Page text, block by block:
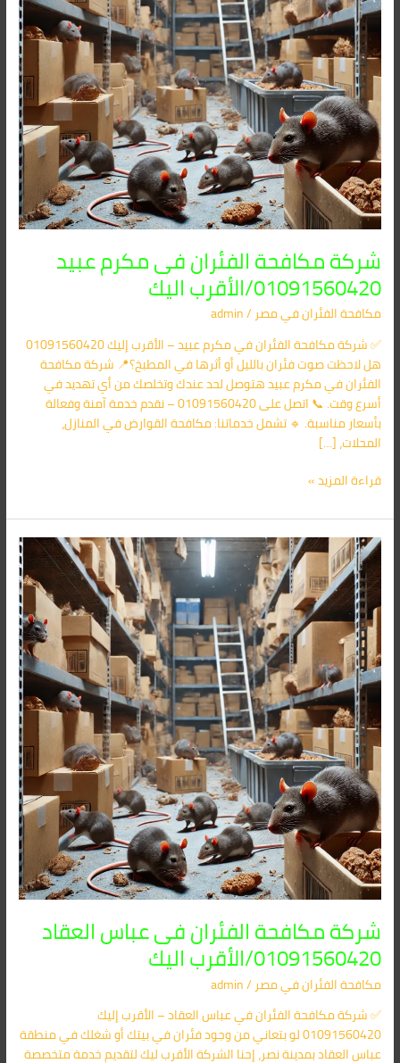
شركة مكافحة الفئران فى مكرم عبيد
01091560420/الأقرب اليك
مكافحة الفئران​ في مصر/
admin
✅ شركة مكافحة الفئران في مكرم عبيد – الأقرب إليك 01091560420
هل لاحظت صوت فئران بالليل أو أثرها في المطبخ؟📍 شركة مكافحة
الفئران في مكرم عبيد هتوصل لحد عندك وتخلصك من أي تهديد في
أسرع وقت. 📞 اتصل على 01091560420 – نقدم خدمة آمنة وفعالة
بأسعار مناسبة. 🔹 تشمل خدماتنا: مكافحة القوارض في المنازل،
المحلات، […]
الأقرب
اليك
قراءة المزيد »
شركة مكافحة الفئران فى عباس العقاد
01091560420/الأقرب اليك
مكافحة الفئران​ في مصر/
admin
✅ شركة مكافحة الفئران في عباس العقاد – الأقرب إليك
01091560420 لو بتعاني من وجود فئران في بيتك أو شغلك في منطقة
عباس العقاد بمدينة نصر، إحنا الشركة الأقرب ليك لتقديم خدمة متخصصة
شركة
مكافحة
الفئران
فى
عباس
العقاد
01091560420/
الأقرب
اليك